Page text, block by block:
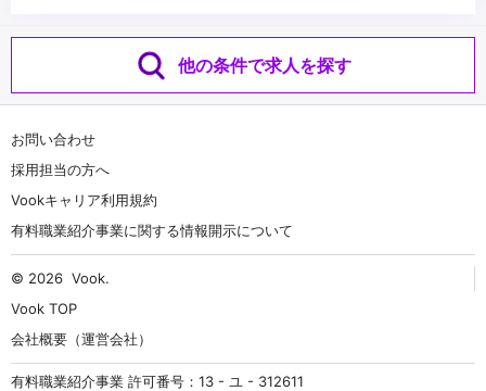
他の条件で求人を探す
お問い合わせ
採用担当の方へ
Vookキャリア利用規約
有料職業紹介事業に関する情報開示について
© 2026 Vook.
Vook TOP
会社概要（運営会社）
有料職業紹介事業 許可番号：13 - ユ - 312611